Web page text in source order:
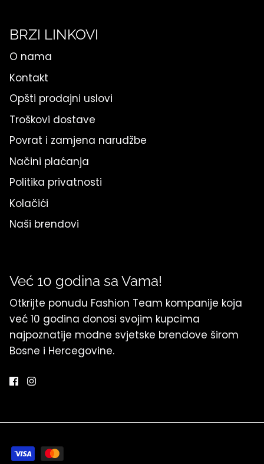
BRZI LINKOVI
O nama
Kontakt
Opšti prodajni uslovi
Troškovi dostave
Povrat i zamjena narudžbe
Načini plaćanja
Politika privatnosti
Kolačići
Naši brendovi
Već 10 godina sa Vama!
Otkrijte ponudu Fashion Team kompanije koja
već 10 godina donosi svojim kupcima
najpoznatije modne svjetske brendove širom
Bosne i Hercegovine.